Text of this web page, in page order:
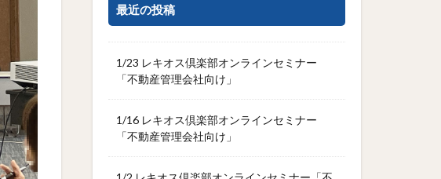
最近の投稿
1/23 レキオス倶楽部オンラインセミナー
「不動産管理会社向け」
1/16 レキオス倶楽部オンラインセミナー
「不動産管理会社向け」